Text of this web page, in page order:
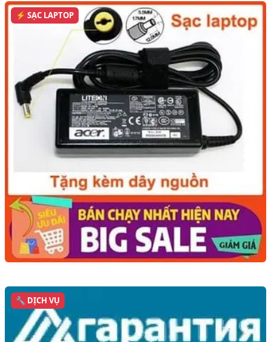
⚡ SẠC LAPTOP
🔧 DỊCH VỤ